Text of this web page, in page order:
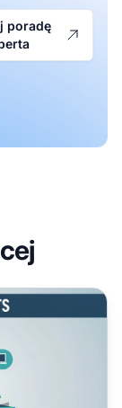
poradę
na swojej